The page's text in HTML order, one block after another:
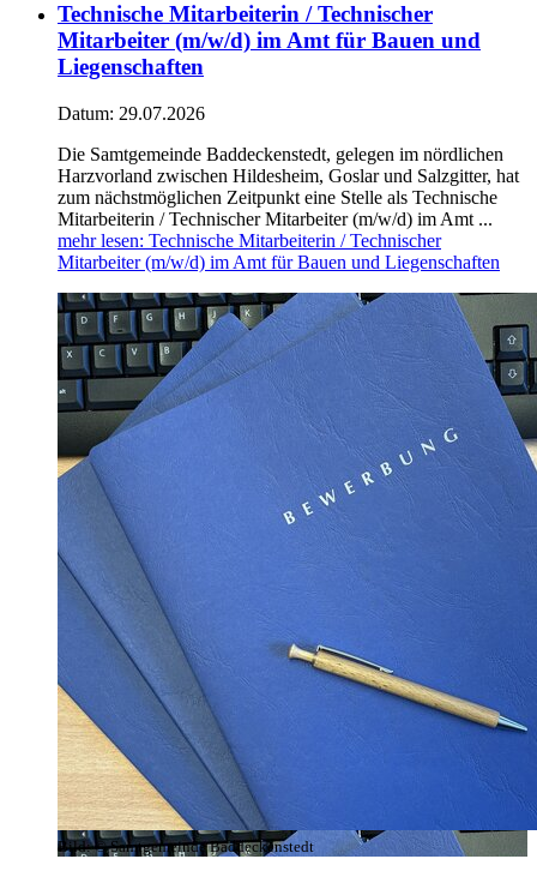
Technische Mitarbeiterin / Technischer
Mitarbeiter (m/w/d) im Amt für Bauen und
Liegenschaften
Datum: 29.07.2026
Die Samtgemeinde Baddeckenstedt, gelegen im nördlichen
Harzvorland zwischen Hildesheim, Goslar und Salzgitter, hat
zum nächstmöglichen Zeitpunkt eine Stelle als Technische
Mitarbeiterin / Technischer Mitarbeiter (m/w/d) im Amt ...
mehr lesen: Technische Mitarbeiterin / Technischer
Mitarbeiter (m/w/d) im Amt für Bauen und Liegenschaften
Bild:© Samtgemeinde Baddeckenstedt